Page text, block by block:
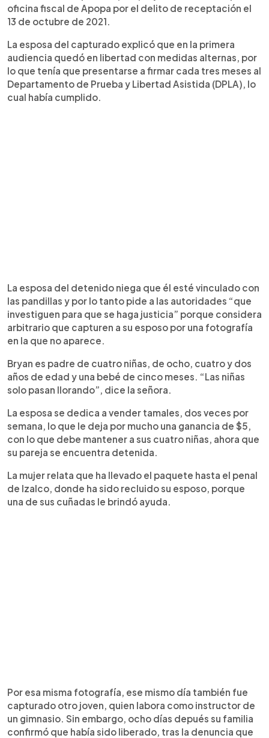
oficina fiscal de Apopa por el delito de receptación el
13 de octubre de 2021.
La esposa del capturado explicó que en la primera
audiencia quedó en libertad con medidas alternas, por
lo que tenía que presentarse a firmar cada tres meses al
Departamento de Prueba y Libertad Asistida (DPLA), lo
cual había cumplido.
La esposa del detenido niega que él esté vinculado con
las pandillas y por lo tanto pide a las autoridades “que
investiguen para que se haga justicia” porque considera
arbitrario que capturen a su esposo por una fotografía
en la que no aparece.
Bryan es padre de cuatro niñas, de ocho, cuatro y dos
años de edad y una bebé de cinco meses. “Las niñas
solo pasan llorando”, dice la señora.
La esposa se dedica a vender tamales, dos veces por
semana, lo que le deja por mucho una ganancia de $5,
con lo que debe mantener a sus cuatro niñas, ahora que
su pareja se encuentra detenida.
La mujer relata que ha llevado el paquete hasta el penal
de Izalco, donde ha sido recluido su esposo, porque
una de sus cuñadas le brindó ayuda.
Por esa misma fotografía, ese mismo día también fue
capturado otro joven, quien labora como instructor de
un gimnasio. Sin embargo, ocho días depués su familia
confirmó que había sido liberado, tras la denuncia que